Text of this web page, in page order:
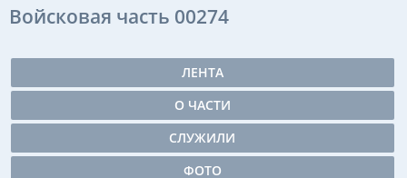
Войсковая часть 00274
ЛЕНТА
О ЧАСТИ
СЛУЖИЛИ
ФОТО